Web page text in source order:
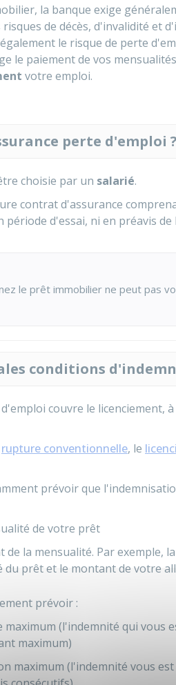
la banque exige
de décès, d'invalidité et
le risque de perte
le paiement de vos
votre emploi.
perte d'emploi ?
choisie par un salarié.
contrat d'assurance
d'essai, ni en préavis
le prêt immobilier ne peut pas
conditions
couvre le licenciement,
rupture conventionnelle, le
prévoir que
de votre prêt
la mensualité. Par exemple,
du prêt et le montant de votre
prévoir :
(l'indemnité qui vous
maximum)
maximum (l'indemnité vous